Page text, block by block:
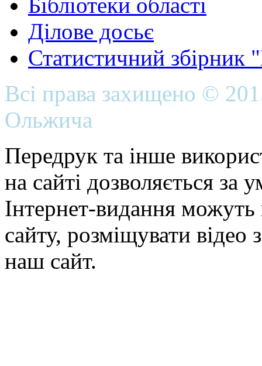
Ділове досьє
Статистичний
Всі права захищено ©
Ольжича
Передрук та інше
на сайті дозволяється
Інтернет-видання можуть
сайту, розміщувати відео
наш сайт.